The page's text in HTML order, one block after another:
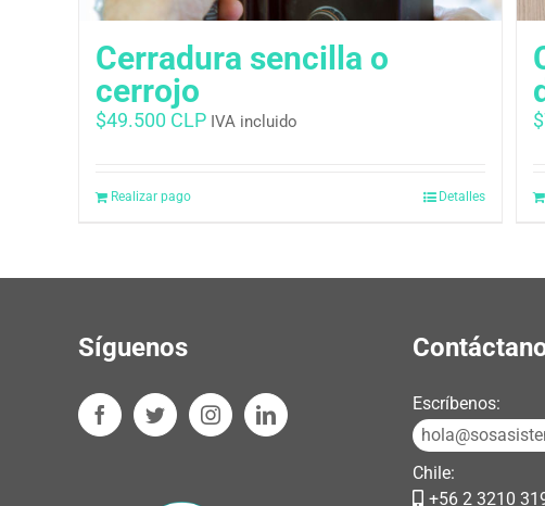
Cerradura sencilla o
cerrojo
$49.500 CLP IVA incluido
Realizar pago Detalles
$
Síguenos
Escríbenos:
Chile:
+56 2 3210